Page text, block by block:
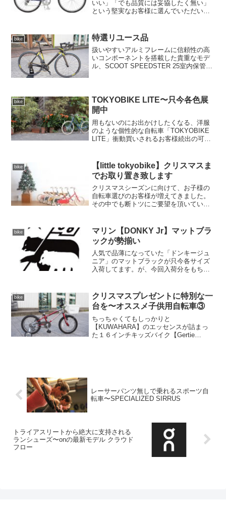
いい」「でも品質には妥協したく無い」
という堅実なお客様に選んでいただいて
どにも信頼性の高いシマノ製が使われま
す。カッチリとセットアッ...
bike 特選リユース品
扱いやすいアルミフレームに信頼性の高
いコンポーネントを搭載した貴重なモデ
ル、SCOOT SPEEDSTER 25室内保管で
5800...
bike
TOKYOBIKE LITE〜只今各色展
開中
用もないのにお出かけしたくなる、洋服
のような個性的な自転車「TOKYOBIKE
LITE」衝動買いされるお客様続出の可愛
キビキビと走ります。各種バスケットや
同色...
bike
【little tokyobike】クリスマスま
でお取り置き致します
クリスマスシーズンに向けて、お子様の
自転車選びのお客様が増えてきました。
その中でも断トツにご要望を頂いている
されるキッズバイクです。一時は品切れ
状態が続き、大変ご迷惑を...
bike
マリン【DONKY Jr】マットブラ
ックが勢揃い
人気で品薄になっていた「ドンキージュ
ニア」のマットブラックが只今各サイズ
入荷してます。が、今回入荷分をもちま
インなら人気が集中するのも解ります
ね。DONKY Jr18 ...
bike
クリスマスプレゼントに特別な一
台を〜オススメ子供用自転車③
ちっちゃくてもしっかりと
【KUWAHARA】のエッセンスが詰まっ
た１６インチキッズバイク【Gertie
レーサーパンツ無しで乗れるスポーツ自
転車〜SPECIALIZED SIRRUS
トライアスリートから絶大に支持される
ランシューズ〜onの最新モデル クラウド
フロー